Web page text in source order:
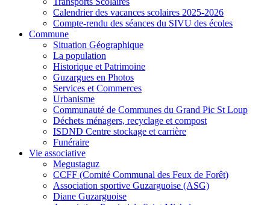
Calendrier des vacances scolaires 2025-2026
Compte-rendu des séances du SIVU des écoles
Commune
Situation Géographique
La population
Historique et Patrimoine
Guzargues en Photos
Services et Commerces
Urbanisme
Communauté de Communes du Grand Pic St Loup
Déchets ménagers, recyclage et compost
ISDND Centre stockage et carrière
Funéraire
Vie associative
Megustaguz
CCFF (Comité Communal des Feux de Forêt)
Association sportive Guzarguoise (ASG)
Diane Guzarguoise